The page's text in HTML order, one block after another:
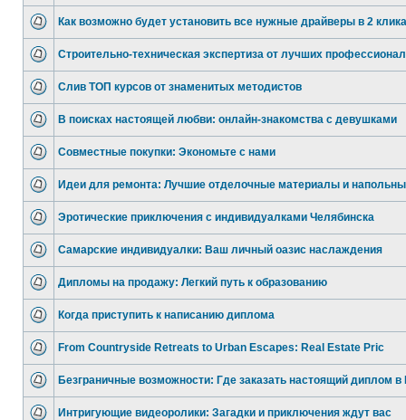
Как возможно будет установить все нужные драйверы в 2
Строительно-техническая экспертиза от лучших
Слив ТОП курсов от знаменитых методистов
В поисках настоящей любви: онлайн-знакомства с девушками
Совместные покупки: Экономьте с нами
Идеи для ремонта: Лучшие отделочные материалы и
Эротические приключения с индивидуалками Челябинска
Самарские индивидуалки: Ваш личный оазис наслаждения
Дипломы на продажу: Легкий путь к образованию
Когда приступить к написанию диплома
From Countryside Retreats to Urban Escapes: Real Estate Pric
Безграничные возможности: Где заказать настоящий диплом в
Интригующие видеоролики: Загадки и приключения ждут вас